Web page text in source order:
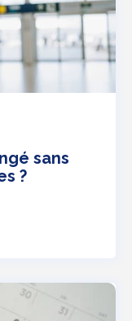
sans
?